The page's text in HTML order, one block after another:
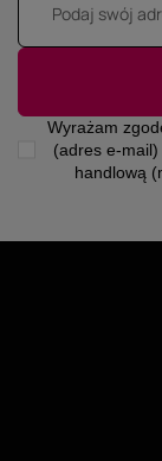
Podaj swój
Wyrażam
(adres e-mail)
handlową